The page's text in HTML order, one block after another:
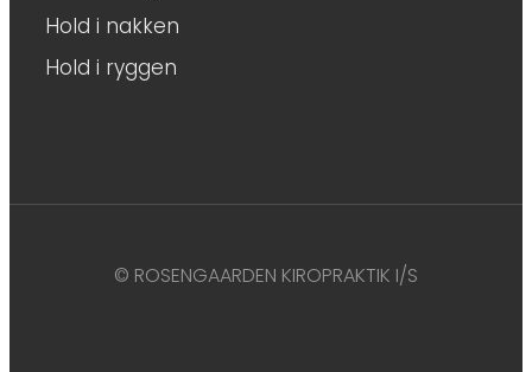
Hold i nakken
Hold i ryggen
© ROSENGAARDEN KIROPRAKTIK I/S